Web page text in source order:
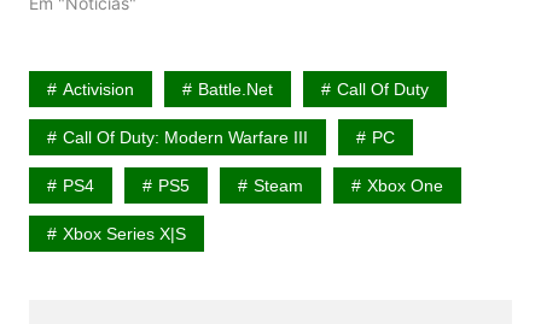
Activision Battle.net Call Of Duty
Call Of Duty: Modern Warfare III PC
PS4 PS5 Steam Xbox One
Xbox Series X|S